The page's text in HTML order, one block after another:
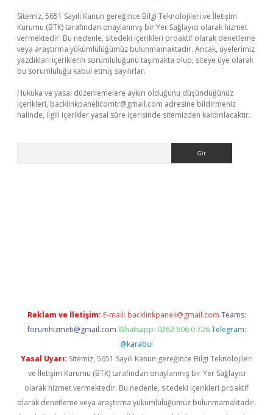
Sitemiz, 5651 Sayılı Kanun gereğince Bilgi Teknolojileri ve İletişim
Kurumu (BTK) tarafından onaylanmış bir Yer Sağlayıcı olarak hizmet
vermektedir. Bu nedenle, sitedeki içerikleri proaktif olarak denetleme
veya araştırma yükümlülüğümüz bulunmamaktadır. Ancak, üyelerimiz
yazdıkları içeriklerin sorumluluğunu taşımakta olup, siteye üye olarak
bu sorumluluğu kabul etmiş sayılırlar.
Hukuka ve yasal düzenlemelere aykırı olduğunu düşündüğünüz
içerikleri, backlinkpanelicomtr@gmail.com adresine bildirmeniz
halinde, ilgili içerikler yasal süre içerisinde sitemizden kaldırılacaktır.
Reklam ve İletişim: E-mail: backlinkpaneli@gmail.com Teams:
forumhizmeti@gmail.com Whatsapp: 0262 606 0 726 Telegram:
@karabul
Yasal Uyarı: Sitemiz, 5651 Sayılı Kanun gereğince Bilgi Teknolojileri
ve İletişim Kurumu (BTK) tarafından onaylanmış bir Yer Sağlayıcı
olarak hizmet vermektedir. Bu nedenle, sitedeki içerikleri proaktif
olarak denetleme veya araştırma yükümlülüğümüz bulunmamaktadır.